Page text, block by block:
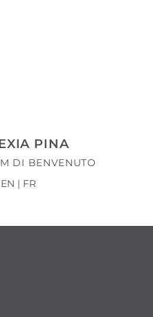
PINA
DI BENVENUTO
| FR